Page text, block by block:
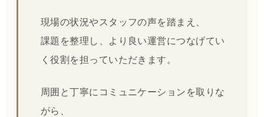
現場の状況やスタッフの声を踏まえ、
課題を整理し、より良い運営につなげてい
く役割を担っていただきます。
周囲と丁寧にコミュニケーションを取りな
がら、